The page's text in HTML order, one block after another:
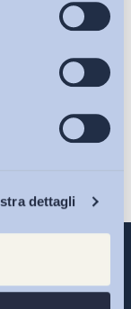
dettagli
descritti